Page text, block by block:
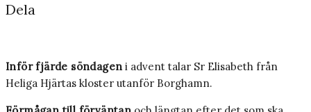
Dela
Inför fjärde söndagen i advent talar Sr Elisabeth från
Heliga Hjärtas kloster utanför Borghamn.